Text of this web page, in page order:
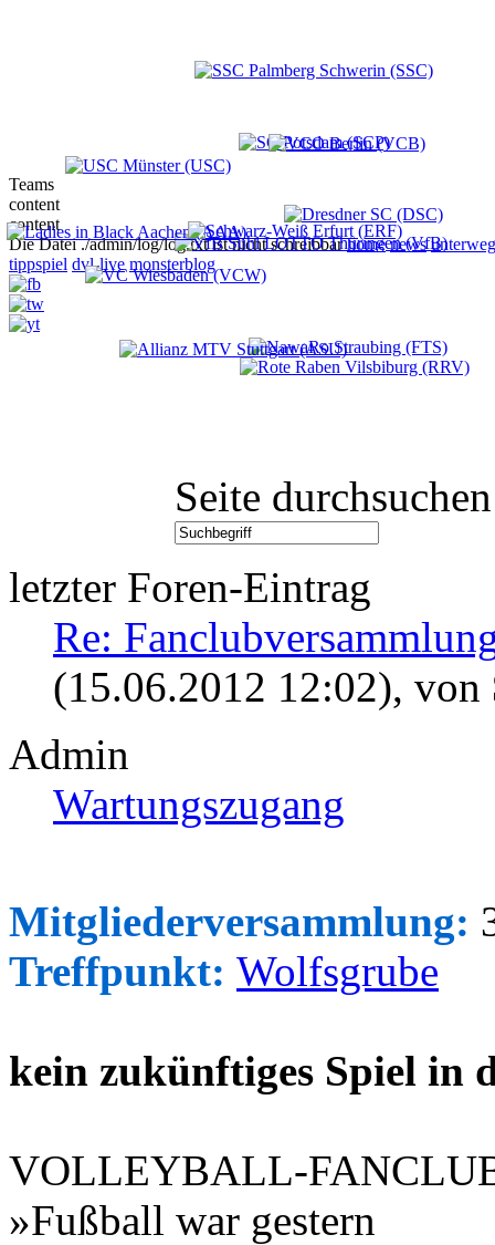
Teams
content
content
Die Datei ./admin/log/log.txt ist nicht schreibbarhome news
tippspiel dvl-live monsterblog
Seite durchsuchen
letzter Foren-Eintrag
Re:
(15.06.2012 12:02), von
Admin
Wartungszugang
Mitgliederversammlung:
Treffpunkt: Wolfsgrube
kein zukünftiges Spiel in
VOLLEYBALL-
»Fußball war gestern